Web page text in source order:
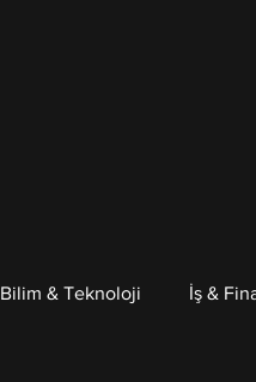
& Teknoloji İş &